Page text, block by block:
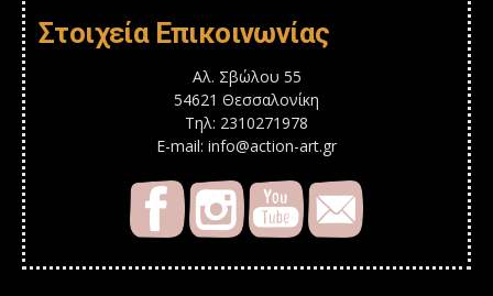
Στοιχεία Επικοινωνίας
Αλ. Σβώλου 55
54621 Θεσσαλονίκη
Τηλ: 2310271978
E-mail: info@action-art.gr